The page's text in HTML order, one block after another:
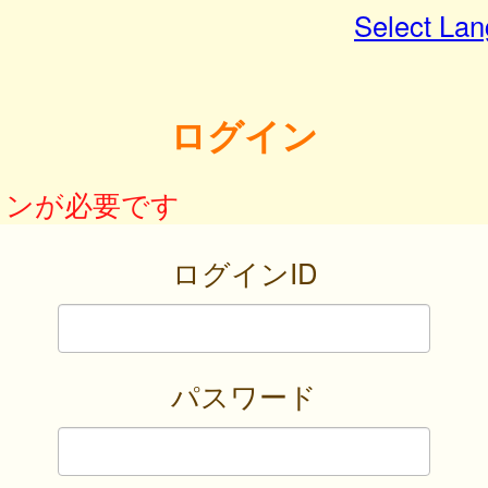
Select
ログイン
が必要です
ログインID
パスワード